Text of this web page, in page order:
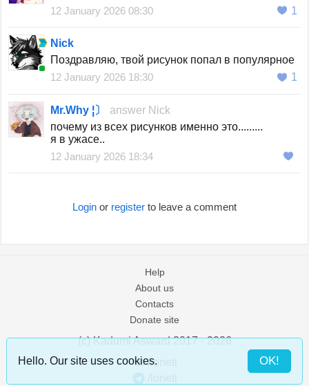
12 January 2026 08:30
1
Nick
Поздравляю, твой рисунок попал в популярное
12 January 2026 18:30
1
Mr.Why ¦〕 answer Nick
почему из всех рисунков именно это.........
я в ужасе..
12 January 2026 18:34
Loginor registerto leave a comment
/loneti
(c) Kadumi Asward 2017 - 2026 :)
Help
About us
Contacts
Donate site
Hello. Our site uses cookies. OK!